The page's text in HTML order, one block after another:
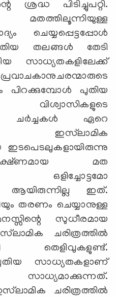
പിടിച്ചുപറ്റി.
ചെയ്യപ്പെട്ടപ്പോള്‍
തലങ്ങള്‍ തേടി
സാധ്യതകളിലേക്ക്
പിറക്കുമ്പോള്‍ പുതിയ
ചര്‍ച്ചകള്‍ ഏറെ
ഇസ്‌ലാമിക
ഇടപെടലുകളായിരുന്നു
മത
ഒളിച്ചോട്ടമോ
ആയിരുന്നില്ല ഇത്.
തരണം ചെയ്യാനുള്ള
സുധീരമായ
ചരിത്രത്തില്‍
സാധ്യതകളാണ്
ചരിത്രത്തില്‍